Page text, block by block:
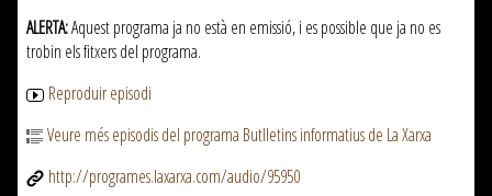
ALERTA:Aquest programa ja no està en emissió, i es possible que ja no es
trobin els fitxers del programa.
Reproduir episodi
Veure més episodis del programa Butlletins informatius de La Xarxa
http://programes.laxarxa.com/audio/95950